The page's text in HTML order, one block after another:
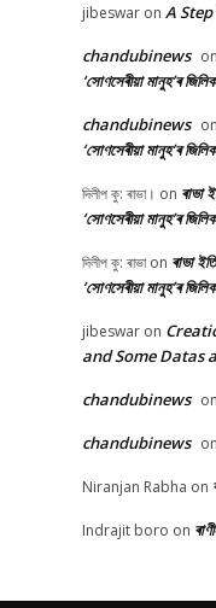
jibeswar on A
chandubinews on
‘সোণসেৰীয়া মানুহ’ৰ
chandubinews on
‘সোণসেৰীয়া মানুহ’ৰ
দিলীপ কু: ৰাভা। on ৰাভা
‘সোণসেৰীয়া মানুহ’ৰ
দিলীপ কু: ৰাভাon ৰাভা
‘সোণসেৰীয়া মানুহ’ৰ
jibeswar on
and Some Datas
chandubinews on
chandubinews on
Niranjan Rabha on
Indrajit boro on